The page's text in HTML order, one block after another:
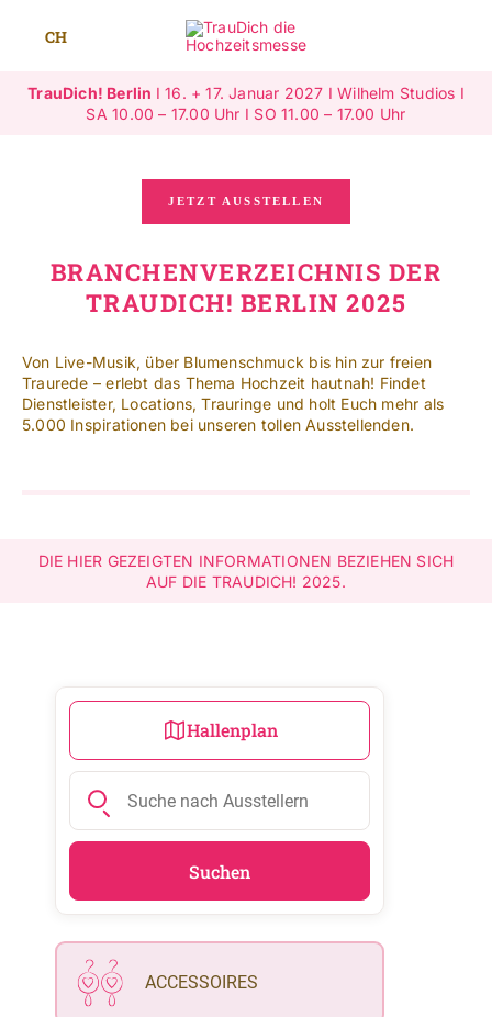
Überblick
Ausstellende
Gewinnspiele
Jetzt ausstellen
Mehr Infos
Leichte Sprache
CH
TrauDich! Berlin I 16. + 17. Januar 2027 I Wilhelm Studios I
SA 10.00 – 17.00 Uhr I SO 11.00 – 17.00 Uhr
JETZT AUSSTELLEN
BRANCHENVERZEICHNIS DER
TRAUDICH! BERLIN 2025
Von Live-Musik, über Blumenschmuck bis hin zur freien
Traurede – erlebt das Thema Hochzeit hautnah! Findet
Dienstleister, Locations, Trauringe und holt Euch mehr als
5.000 Inspirationen bei unseren tollen Ausstellenden.
DIE HIER GEZEIGTEN INFORMATIONEN BEZIEHEN SICH
AUF DIE TRAUDICH! 2025.